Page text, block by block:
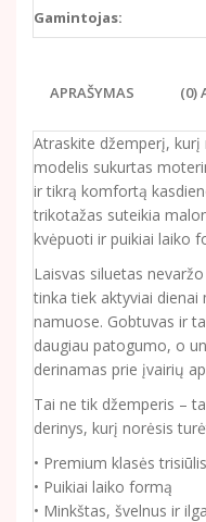
Gamintojas:
APRAŠYMAS (0)
Atraskite džemperį, kurį
modelis sukurtas
ir tikrą komfortą
trikotažas suteikia
kvėpuoti ir puikiai laiko
Laisvas siluetas
tinka tiek aktyviai
namuose. Gobtuvas ir
daugiau patogumo, o
derinamas prie įvairių
Tai ne tik džemperis –
derinys, kurį norėsis
• Premium klasės
• Puikiai laiko formą
• Minkštas, švelnus ir